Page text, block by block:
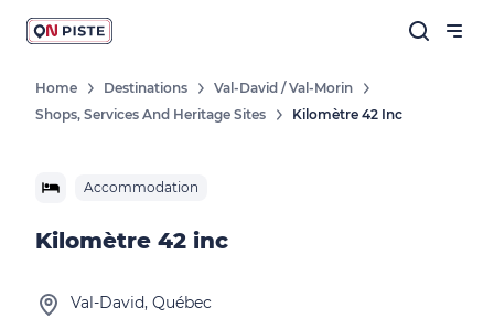
Home Destinations
Val-David / Val-Morin
Shops, Services And Heritage Sites
Kilomètre 42 Inc
Accommodation
Kilomètre 42 inc
Val-David, Québec